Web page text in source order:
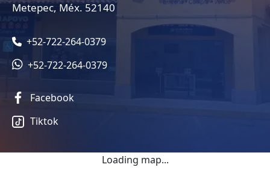
Metepec, Méx. 52140
+52-722-264-0379
+52-722-264-0379
Facebook
Tiktok
Loading map...